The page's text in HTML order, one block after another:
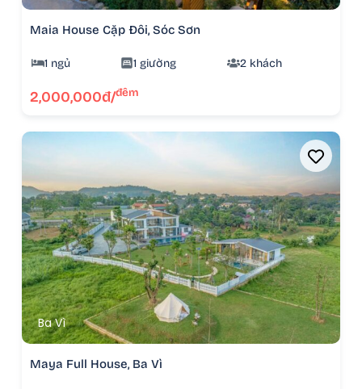
Maia House Cặp Đôi, Sóc Sơn
1 ngủ 1 giường 2 khách
2,000,000đ/đêm
Ba Vì
Maya Full House, Ba Vì